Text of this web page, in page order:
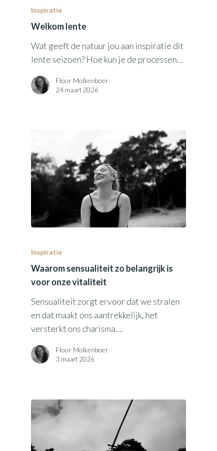
Inspiratie
Welkom lente
Wat geeft de natuur jou aan inspiratie dit
lente seizoen? Hoe kun je de processen…
Floor Molkenboer
24 maart 2026
Inspiratie
Waarom sensualiteit zo belangrijk is
voor onze vitaliteit
Sensualiteit zorgt ervoor dat we stralen
en dat maakt ons aantrekkelijk, het
versterkt ons charisma.…
Floor Molkenboer
3 maart 2026